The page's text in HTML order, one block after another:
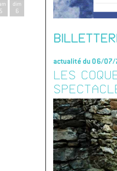
5
dim
6
actualité du 06/
LES